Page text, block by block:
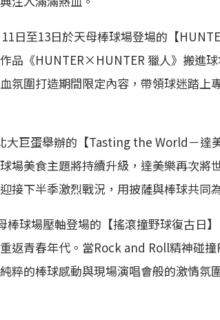
日至13日於天母棒球場登場的【
品《HUNTER×HUNTER 獵人》搬進
氛圍打造期間限定內容，帶領球迷踏上
大巨蛋舉辦的【Tasting the World－達
場美食主題將持續升級，達美樂再次將
接下半季激烈戰況，用披薩與棒球共同
棒球場壓軸登場的【搖滾撞野球復古日
返青春年代。當Rock and Roll精神碰
粹的棒球感動與現場演唱會般的激情氛